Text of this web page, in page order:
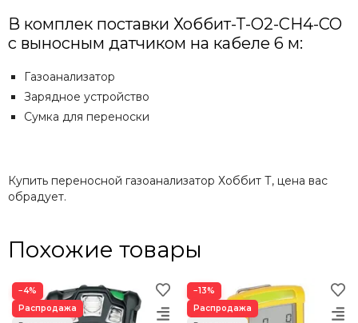
В комплек поставки Хоббит-Т-O2-CH4-CO
с выносным датчиком на кабеле 6 м:
Газоанализатор
Зарядное устройство
Сумка для переноски
Купить переносной газоанализатор Хоббит Т, цена вас
обрадует.
Похожие товары
−4% −13%